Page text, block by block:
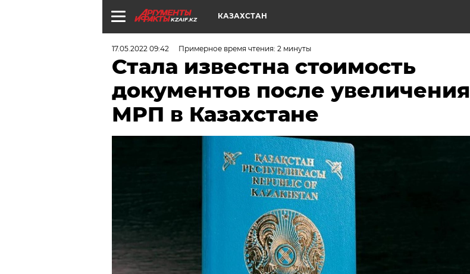
KZAIF.KZ КАЗАХСТАН
17.05.2022 09:42 Примерное время чтения: 2 минуты
Стала известна стоимость
документов после увеличения
МРП в Казахстане